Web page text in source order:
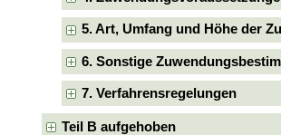
5. Art, Umfang und Höhe der
6. Sonstige
7. Verfahrensregelungen
Teil B aufgehoben